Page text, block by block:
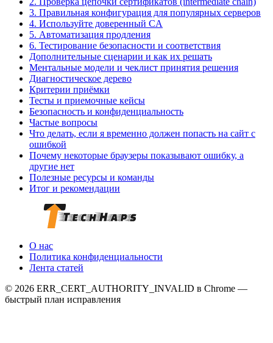
3. Правильная конфигурация для популярных серверов
4. Используйте доверенный CA
5. Автоматизация продления
6. Тестирование безопасности и соответствия
Дополнительные сценарии и как их решать
Ментальные модели и чеклист принятия решения
Диагностическое дерево
Критерии приёмки
Тесты и приемочные кейсы
Безопасность и конфиденциальность
Частые вопросы
Что делать, если я временно должен попасть на сайт с
ошибкой
Почему некоторые браузеры показывают ошибку, а
другие нет
Полезные ресурсы и команды
Итог и рекомендации
О нас
Политика конфиденциальности
Лента статей
© 2026 ERR_CERT_AUTHORITY_INVALID в Chrome —
быстрый план исправления